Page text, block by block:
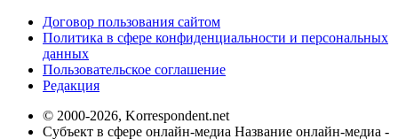
Договор пользования сайтом
Политика в сфере конфиденциальности и персональных
данных
Пользовательское соглашение
Редакция
© 2000-2026, Korrespondent.net
Субъект в сфере онлайн-медиа Название онлайн-медиа -